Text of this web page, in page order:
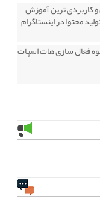
کاربردی ترین آموزش
محتوا در اینستاگرام
فعال سازی هات اسپات